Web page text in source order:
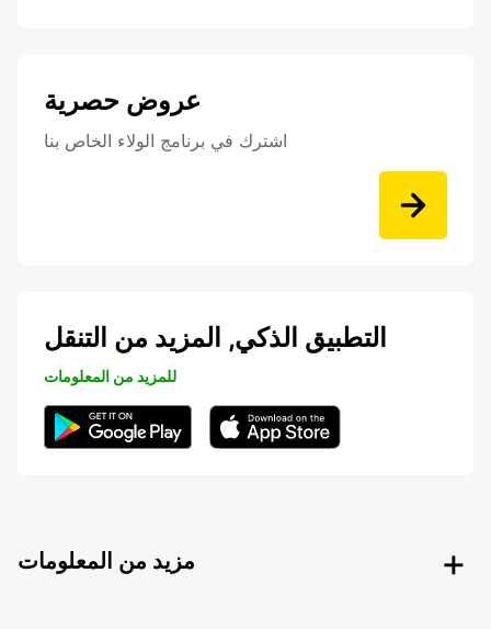
عروض حصرية
اشترك في برنامج الولاء الخاص بنا
التطبيق الذكي, المزيد من التنقل
للمزيد من المعلومات
مزيد من المعلومات